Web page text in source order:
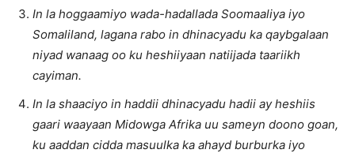
In la hoggaamiyo wada-hadallada Soomaaliya iyo
Somaliland, lagana rabo in dhinacyadu ka qaybgalaan
niyad wanaag oo ku heshiiyaan natiijada taariikh
cayiman.
In la shaaciyo in haddii dhinacyadu hadii ay heshiis
gaari waayaan Midowga Afrika uu sameyn doono goan,
ku aaddan cidda masuulka ka ahayd burburka iyo